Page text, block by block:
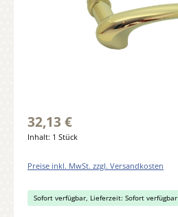
32,13 €
Inhalt: 1 Stück
Preise inkl. MwSt. zzgl. Versandkosten
Sofort verfügbar, Lieferzeit: Sofort verfügbar